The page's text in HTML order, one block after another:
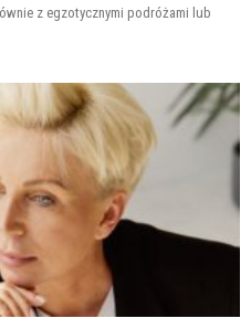
z egzotycznymi podróżami lub